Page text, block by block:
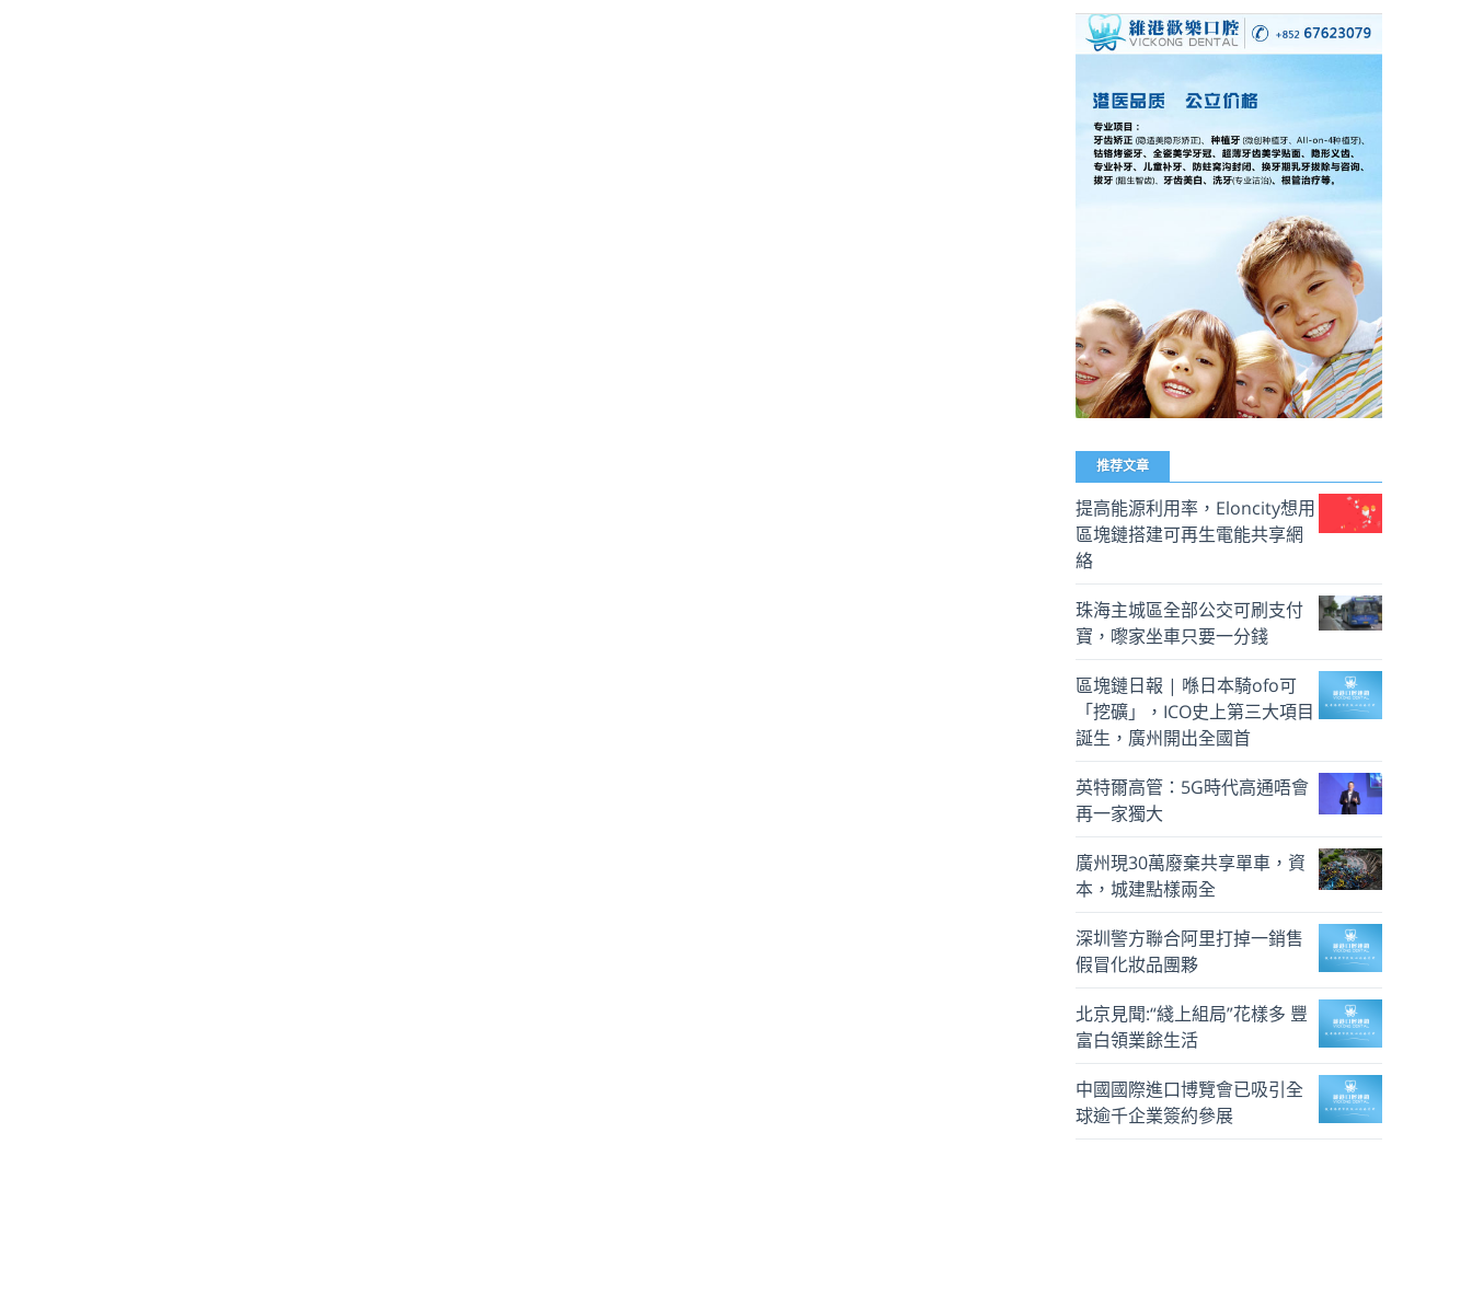
推荐文章
提高能源利用率，Eloncity想用
區塊鏈搭建可再生電能共享網
絡
珠海主城區全部公交可刷支付
寶，嚟家坐車只要一分錢
區塊鏈日報 | 喺日本騎ofo可
「挖礦」，ICO史上第三大項目
誕生，廣州開出全國首
英特爾高管：5G時代高通唔會
再一家獨大
廣州現30萬廢棄共享單車，資
本，城建點樣兩全
深圳警方聯合阿里打掉一銷售
假冒化妝品團夥
北京見聞:“綫上組局”花樣多 豐
富白領業餘生活
中國國際進口博覽會已吸引全
球逾千企業簽約參展